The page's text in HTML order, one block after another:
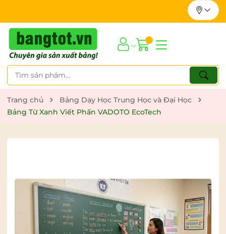
Trang chủ
Bảng Dạy Học Trung Học và Đại Học
Bảng Từ Xanh Viết Phấn VADOTO EcoTech